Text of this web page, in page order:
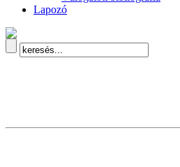
Lapozó